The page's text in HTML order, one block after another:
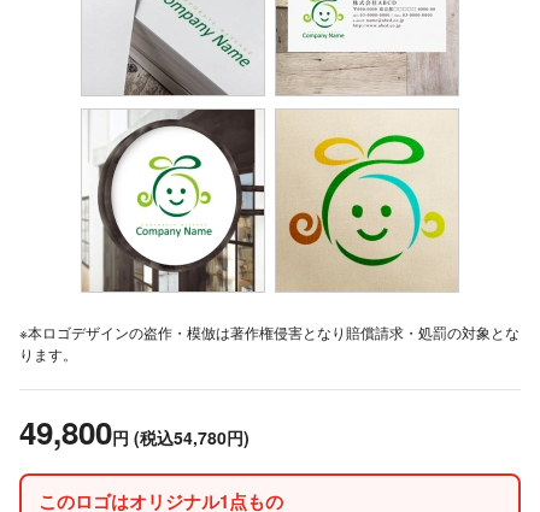
※本ロゴデザインの盗作・模倣は著作権侵害となり賠償請求・処罰の対象とな
ります。
49,800円 (税込54,780円)
このロゴはオリジナル1点もの